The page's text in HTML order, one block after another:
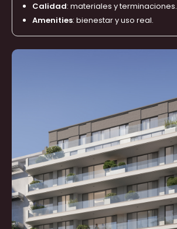
Calidad: materiales y terminaciones.
Amenities: bienestar y uso real.